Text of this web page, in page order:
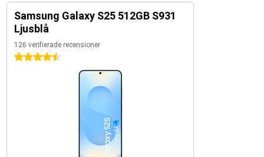
Samsung Galaxy S25 512GB S931
Ljusblå
126 verifierade recensioner
4.5 stjärnor